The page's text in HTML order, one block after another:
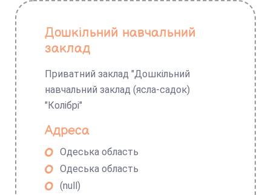
Дошкільний навчальний
заклад
Приватний заклад "Дошкільний
навчальний заклад (ясла-садок)
"Колібрі"
Адреса
Одеська область
Одеська область
(null)